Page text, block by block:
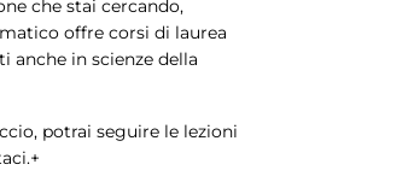
che stai cercando,
offre corsi di laurea
in scienze della
potrai seguire le lezioni